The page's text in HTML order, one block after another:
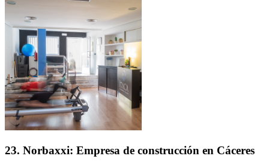
23. Norbaxxi: Empresa de construcción en Cáceres